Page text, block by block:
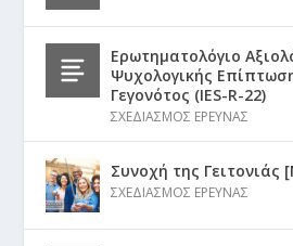
Ερωτηματολόγιο
Ψυχολογικής
Γεγονότος (IES-R-22)
ΣΧΕΔΙΑΣΜΟΣ ΕΡΕΥΝΑΣ
Συνοχή της Γειτονιάς
ΣΧΕΔΙΑΣΜΟΣ ΕΡΕΥΝΑΣ